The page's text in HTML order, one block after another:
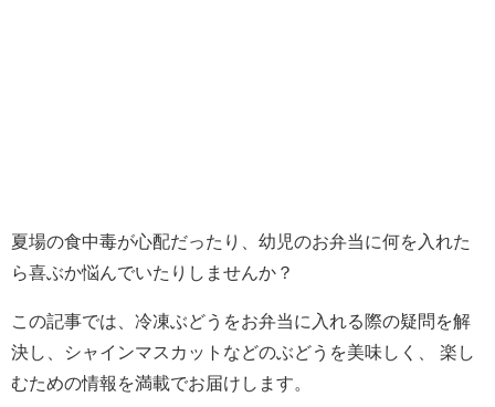
夏場の食中毒が心配だったり、幼児のお弁当に何を入れた
ら喜ぶか悩んでいたりしませんか？
この記事では、冷凍ぶどうをお弁当に入れる際の疑問を解
決し、シャインマスカットなどのぶどうを美味しく、 楽し
むための情報を満載でお届けします。